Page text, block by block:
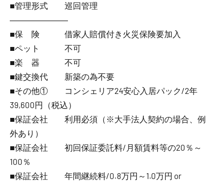
■管理形式 巡回管理
―――――――
■保 険 借家人賠償付き火災保険要加入
■ペット 不可
■楽 器 不可
■鍵交換代 新築の為不要
■その他① コンシェリア24安心入居パック/2年
39,600円（税込）
■保証会社 利用必須（※大手法人契約の場合、例
外あり）
■保証会社 初回保証委託料/月額賃料等の20％～
100％
■保証会社 年間継続料/0.8万円～1.0万円 or